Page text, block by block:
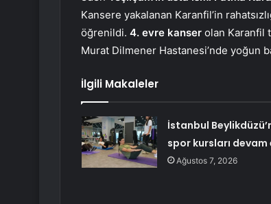
Kansere yakalanan Karanfil’in
öğrenildi. 4. evre kanser olan Karanfil
Murat Dilmener Hastanesi’nde yoğun
İlgili Makaleler
İstanbul
spor kursları
Ağustos 7, 2026